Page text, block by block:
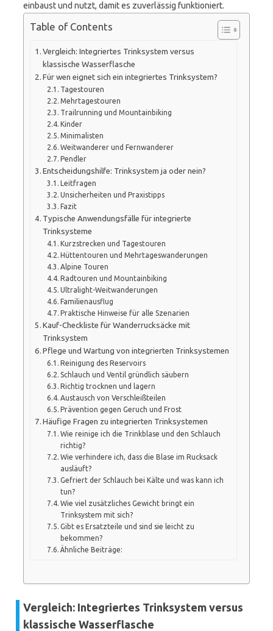
einbaust und nutzt, damit es zuverlässig funktioniert.
Table of Contents
Vergleich: Integriertes Trinksystem versus
klassische Wasserflasche
Für wen eignet sich ein integriertes Trinksystem?
Tagestouren
Mehrtagestouren
Trailrunning und Mountainbiking
Kinder
Minimalisten
Weitwanderer und Fernwanderer
Pendler
Entscheidungshilfe: Trinksystem ja oder nein?
Leitfragen
Unsicherheiten und Praxistipps
Fazit
Typische Anwendungsfälle für integrierte
Trinksysteme
Kurzstrecken und Tagestouren
Hüttentouren und Mehrtageswanderungen
Alpine Touren
Radtouren und Mountainbiking
Ultralight-Weitwanderungen
Familienausflug
Praktische Hinweise für alle Szenarien
Kauf-Checkliste für Wanderrucksäcke mit
Trinksystem
Pflege und Wartung von integrierten Trinksystemen
Reinigung des Reservoirs
Schlauch und Ventil gründlich säubern
Richtig trocknen und lagern
Austausch von Verschleißteilen
Prävention gegen Geruch und Frost
Häufige Fragen zu integrierten Trinksystemen
Wie reinige ich die Trinkblase und den Schlauch
richtig?
Wie verhindere ich, dass die Blase im Rucksack
ausläuft?
Gefriert der Schlauch bei Kälte und was kann ich
tun?
Wie viel zusätzliches Gewicht bringt ein
Trinksystem mit sich?
Gibt es Ersatzteile und sind sie leicht zu
bekommen?
Ähnliche Beiträge:
Vergleich: Integriertes Trinksystem versus
klassische Wasserflasche